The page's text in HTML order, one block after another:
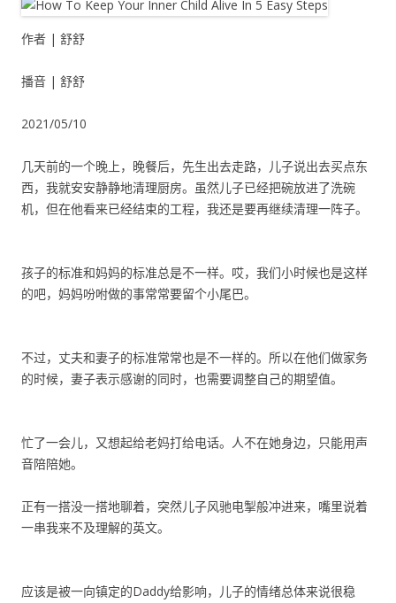
作者 | 舒舒
播音 | 舒舒
2021/05/10
几天前的一个晚上，晚餐后，先生出去走路，儿子说出去买点东
西，我就安安静静地清理厨房。虽然儿子已经把碗放进了洗碗
机，但在他看来已经结束的工程，我还是要再继续清理一阵子。
孩子的标准和妈妈的标准总是不一样。哎，我们小时候也是这样
的吧，妈妈吩咐做的事常常要留个小尾巴。
不过，丈夫和妻子的标准常常也是不一样的。所以在他们做家务
的时候，妻子表示感谢的同时，也需要调整自己的期望值。
忙了一会儿，又想起给老妈打给电话。人不在她身边，只能用声
音陪陪她。
正有一搭没一搭地聊着，突然儿子风驰电掣般冲进来，嘴里说着
一串我来不及理解的英文。
应该是被一向镇定的Daddy给影响，儿子的情绪总体来说很稳